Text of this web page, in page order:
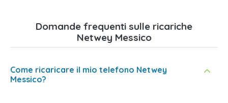
Domande frequenti sulle ricariche
Netwey Messico
Come ricaricare il mio telefono Netwey
Messico?